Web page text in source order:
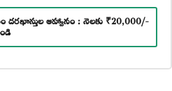
దరఖాస్తుల ఆహ్వానం : నెలకు ₹20,000/-